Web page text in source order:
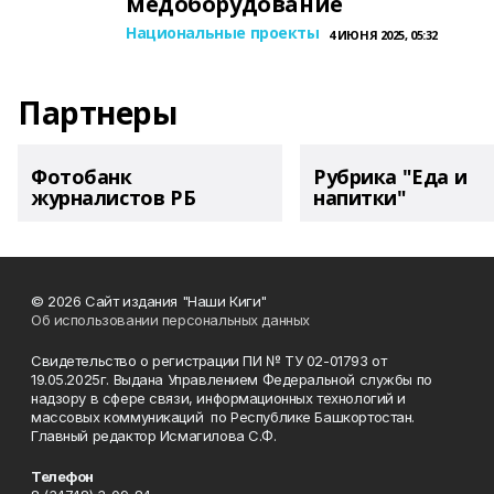
Национальные проекты 4 ИЮНЯ 2025, 05:32
Партнеры
Фотобанк
журналистов РБ
Рубрика "Еда и
напитки"
© 2026 Сайт издания "Наши Киги"
Об использовании персональных данных
Свидетельство о регистрации ПИ № ТУ 02-01793 от
19.05.2025г. Выдана Управлением Федеральной службы по
надзору в сфере связи, информационных технологий и
массовых коммуникаций по Республике Башкортостан.
Главный редактор Исмагилова С.Ф.
Телефон